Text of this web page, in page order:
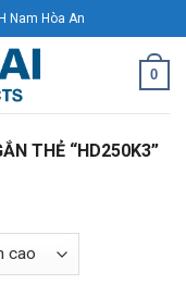
Nam Hòa An
0
THẺ “HD250K3”